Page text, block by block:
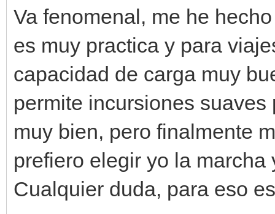
Va fenomenal, me he
es muy practica y para
capacidad de carga muy
permite incursiones
muy bien, pero finalmente
prefiero elegir yo la
Cualquier duda, para eso